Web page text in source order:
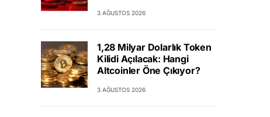
3 AĞUSTOS 2026
1,28 Milyar Dolarlık Token
Kilidi Açılacak: Hangi
Altcoinler Öne Çıkıyor?
3 AĞUSTOS 2026